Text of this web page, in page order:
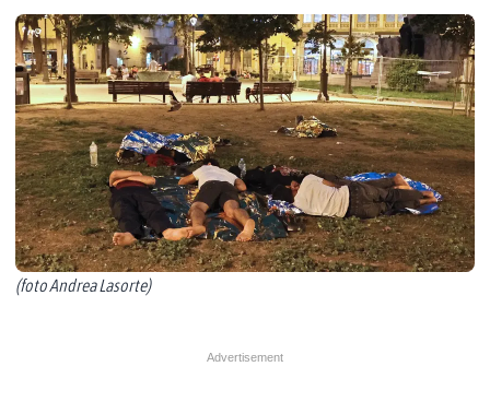
(foto Andrea Lasorte)